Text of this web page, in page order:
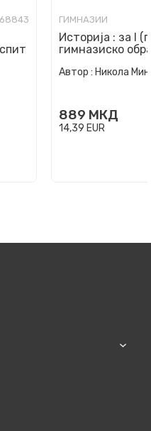
ГИМНАЗИИ
Историја : за I
гимназиско
Автор : Никола
889 МКД
14,39 EUR